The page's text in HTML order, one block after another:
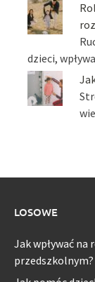
dzieci,
LOSOWE
Jak wpływać na
przedszkolnym?